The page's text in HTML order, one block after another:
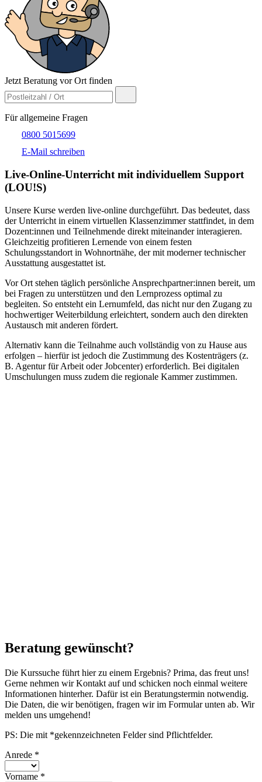
Jetzt Beratung vor Ort finden
Für allgemeine Fragen
0800 5015699
E-Mail schreiben
Live-​Online-Unterricht mit individuellem Support
(LOU!S)
Unsere Kurse werden live-online durchgeführt. Das bedeutet, dass
der Unterricht in einem virtuellen Klassenzimmer stattfindet, in dem
Dozent:innen und Teilnehmende direkt miteinander interagieren.
Gleichzeitig profitieren Lernende von einem festen
Schulungsstandort in Wohnortnähe, der mit moderner technischer
Ausstattung ausgestattet ist.
Vor Ort stehen täglich persönliche Ansprechpartner:innen bereit, um
bei Fragen zu unterstützen und den Lernprozess optimal zu
begleiten. So entsteht ein Lernumfeld, das nicht nur den Zugang zu
hochwertiger Weiterbildung erleichtert, sondern auch den direkten
Austausch mit anderen fördert.
Alternativ kann die Teilnahme auch vollständig von zu Hause aus
erfolgen – hierfür ist jedoch die Zustimmung des Kostenträgers (z.
B. Agentur für Arbeit oder Jobcenter) erforderlich. Bei digitalen
Umschulungen muss zudem die regionale Kammer zustimmen.
Beratung gewünscht?
Die Kurssuche führt hier zu einem Ergebnis? Prima, das freut uns!
Gerne nehmen wir Kontakt auf und schicken noch einmal weitere
Informationen hinterher. Dafür ist ein Beratungstermin notwendig.
Die Daten, die wir benötigen, fragen wir im Formular unten ab. Wir
melden uns umgehend!
PS: Die mit *gekennzeichneten Felder sind Pflichtfelder.
Anrede *
Vorname *